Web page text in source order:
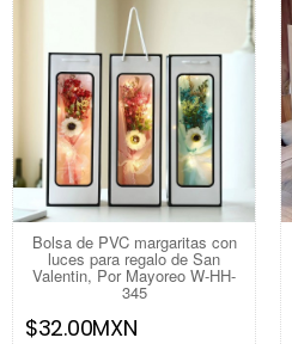
Bolsa de PVC margaritas con
luces para regalo de San
Valentin, Por Mayoreo W-HH-
345
$32.00MXN